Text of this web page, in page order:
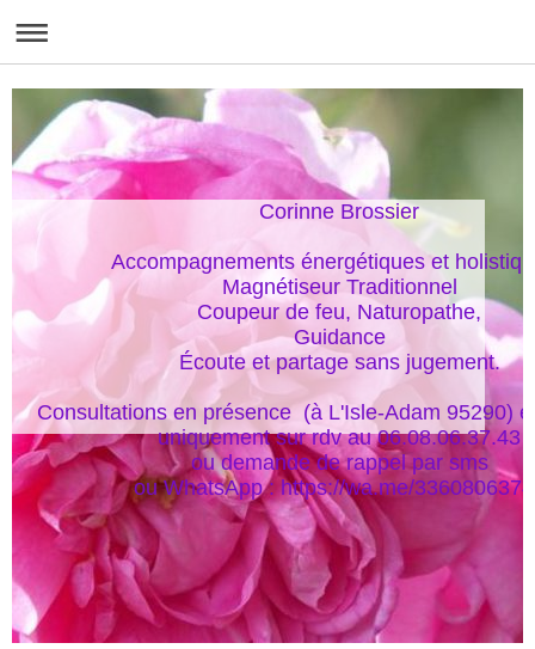
Corinne Brossier
Accompagnements énergétiques et
Magnétiseur Traditionnel
Coupeur de feu, Naturopathe,
Guidance
Écoute et partage sans jugement.
Consultations en présence  (à L'Isle-Adam 95290)
uniquement sur rdv au 06.08.06.37.43
ou demande de rappel par sms
ou WhatsApp : https://wa.me/